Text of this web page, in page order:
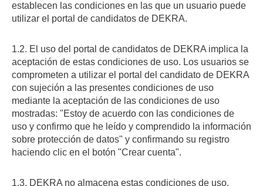
establecen las condiciones en las que un usuario puede
utilizar el portal de candidatos de DEKRA.
1.2. El uso del portal de candidatos de DEKRA implica la
aceptación de estas condiciones de uso. Los usuarios se
comprometen a utilizar el portal del candidato de DEKRA
con sujeción a las presentes condiciones de uso
mediante la aceptación de las condiciones de uso
mostradas: "Estoy de acuerdo con las condiciones de
uso y confirmo que he leído y comprendido la información
sobre protección de datos" y confirmando su registro
haciendo clic en el botón "Crear cuenta".
1.3. DEKRA no almacena estas condiciones de uso.